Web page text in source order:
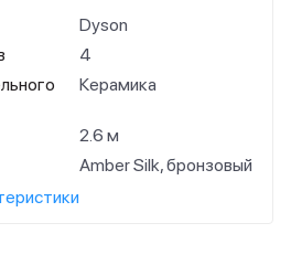
Dyson
4
Керамика
2.6 м
Amber Silk, бронзовый